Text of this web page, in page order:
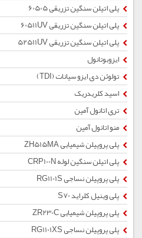
پلی اتیلن سنگین تزریقی 60505
پلی اتیلن سنگین تزریقی 60511UV
پلی اتیلن سنگین تزریقی 52511UV
ایزوبوتانول
تولوئن دی ایزو سیانات (TDI)
اسید کلریدریک
تری اتانول آمین
منو اتانول آمین
پلی پروپیلن شیمیایی ZH515MA
پلی اتیلن سنگین لوله CRP100N
پلی پروپیلن نساجی RG1101S
پلی وینیل کلراید S70
پلی پروپیلن شیمیایی ZR230C
پلی پروپیلن نساجی RG1101XS